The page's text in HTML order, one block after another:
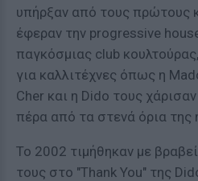
υπήρξαν από τους πρώτους
έφεραν την progressive
παγκόσμιας club
για καλλιτέχνες όπως η
Cher και η Dido τους
πέρα από τα στενά όρια της
Το 2002 τιμήθηκαν με
τους στο "Thank You" της